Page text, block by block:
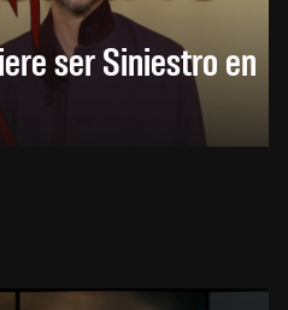
ser Siniestro en